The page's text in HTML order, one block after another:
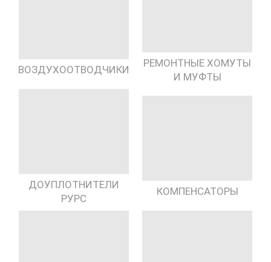
ВОЗДУХООТВОДЧИКИ
РЕМОНТНЫЕ ХОМУТЫ
И МУФТЫ
ДОУПЛОТНИТЕЛИ
РУРС
КОМПЕНСАТОРЫ